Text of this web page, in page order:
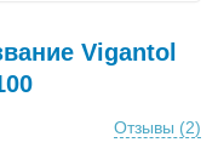
Vigantol
Отзывы (2)